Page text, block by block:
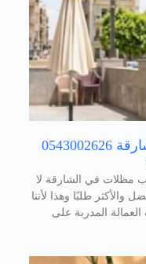
شركة تركيب مظلات في الشارقة 0543002626
مظلات في الشارقة لا
طلبًا وهذا لأننا
المدربة على